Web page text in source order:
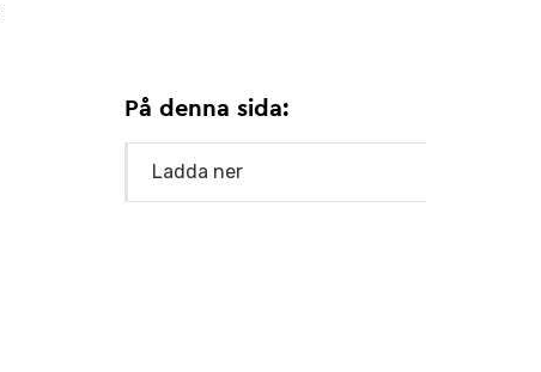
På denna sida:
Ladda ner